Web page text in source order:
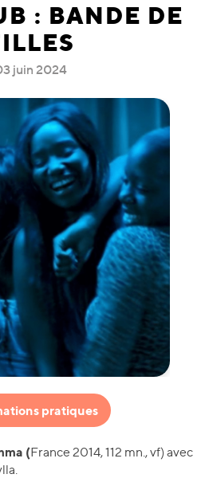
: BANDE DE
juin 2024
pratiques
(France 2014, 112 mn., vf) avec